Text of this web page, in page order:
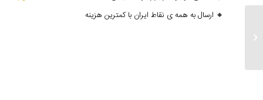
🔸 ارسال به همه ی نقاط ایران با کمترین هزینه